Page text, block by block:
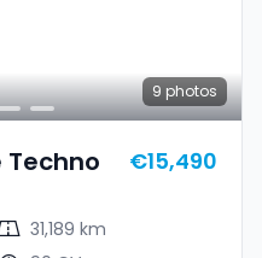
9 photos
Techno €15,490
31,189 km